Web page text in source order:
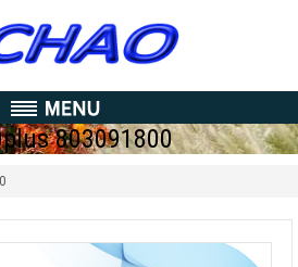
803091800